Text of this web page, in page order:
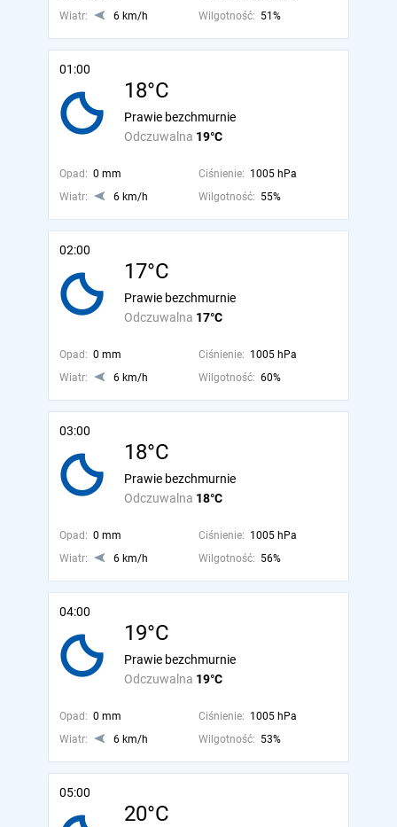
Wiatr:
6 km/h Wilgotność: 51%
01:00
18°C
Odczuwalna 19°C
Prawie bezchmurnie
Opad: 0 mm Ciśnienie: 1005 hPa
Wiatr:
6 km/h Wilgotność: 55%
02:00
17°C
Odczuwalna 17°C
Prawie bezchmurnie
Opad: 0 mm Ciśnienie: 1005 hPa
Wiatr:
6 km/h Wilgotność: 60%
03:00
18°C
Odczuwalna 18°C
Prawie bezchmurnie
Opad: 0 mm Ciśnienie: 1005 hPa
Wiatr:
6 km/h Wilgotność: 56%
04:00
19°C
Odczuwalna 19°C
Prawie bezchmurnie
Opad: 0 mm Ciśnienie: 1005 hPa
Wiatr:
6 km/h Wilgotność: 53%
05:00
20°C